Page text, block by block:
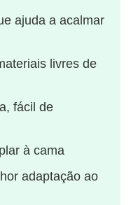
ajuda a acalmar
livres de
fácil de
à cama
adaptação ao